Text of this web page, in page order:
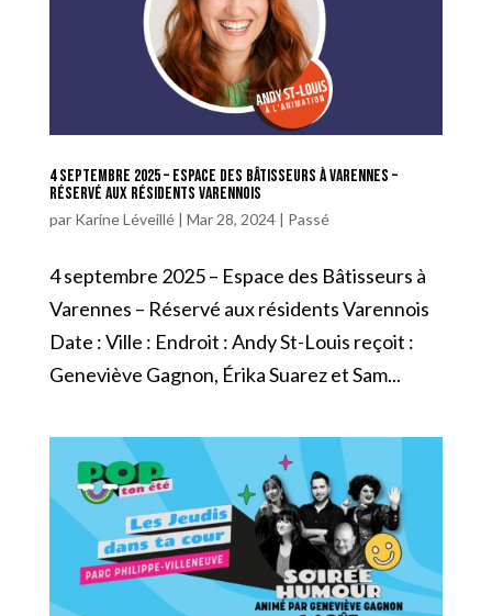
4 septembre 2025 – Espace des Bâtisseurs à Varennes –
Réservé aux résidents Varennois
par Karine Léveillé| Mar 28, 2024| Passé
4 septembre 2025 – Espace des Bâtisseurs à
Varennes – Réservé aux résidents Varennois
Date : Ville : Endroit : Andy St-Louis reçoit :
Geneviève Gagnon, Érika Suarez et Sam...